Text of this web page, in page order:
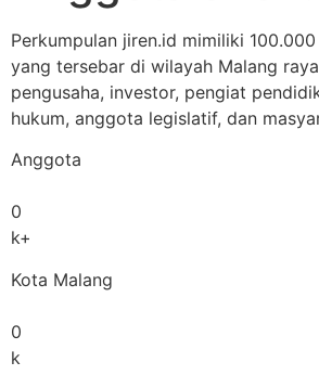
Perkumpulan jiren.id mimiliki
yang tersebar di wilayah Malang
pengusaha, investor, pengiat
hukum, anggota legislatif, dan
Anggota
0
k+
Kota Malang
0
k